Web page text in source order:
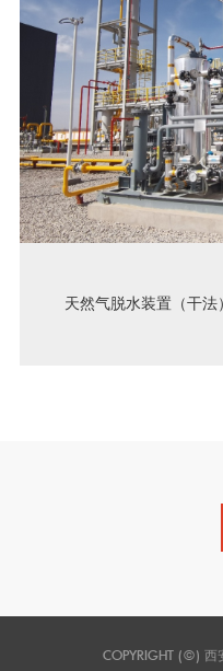
天然气脱水装置（干法）
COPYRIGHT (©) 西